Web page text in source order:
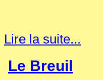
Lire la suite...
Le Breuil